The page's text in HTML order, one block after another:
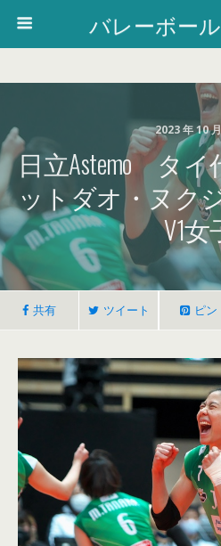
バレーボー
2023 年 10
日立Astemo タイ
ットダオ・ヌ
V1女
共有 ツイート ピン